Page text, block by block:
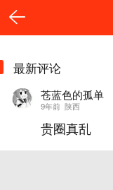
最新评论
苍蓝色的孤单
9年前 陕西
贵圈真乱